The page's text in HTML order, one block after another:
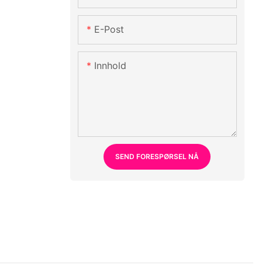
E-Post
Innhold
SEND FORESPØRSEL NÅ